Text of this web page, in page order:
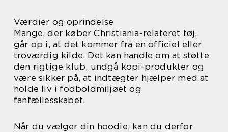
Værdier og oprindelse
Mange, der køber Christiania-relateret tøj,
går op i, at det kommer fra en officiel eller
troværdig kilde. Det kan handle om at støtte
den rigtige klub, undgå kopi-produkter og
være sikker på, at indtægter hjælper med at
holde liv i fodboldmiljøet og
fanfællesskabet.
Når du vælger din hoodie, kan du derfor